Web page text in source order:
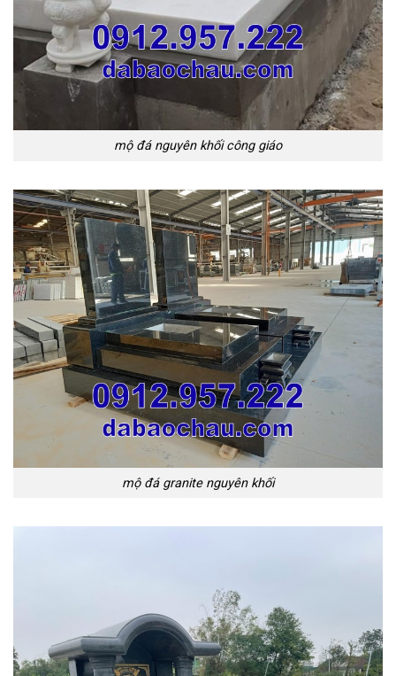
mộ đá nguyên khối công giáo
mộ đá granite nguyên khối